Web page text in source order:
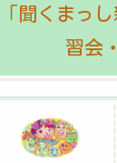
「聞くまっ
習会